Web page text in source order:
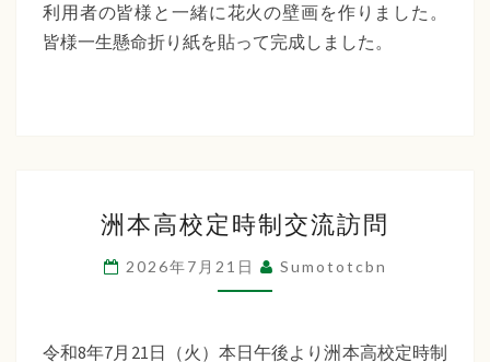
利用者の皆様と一緒に花火の壁画を作りました。
皆様一生懸命折り紙を貼って完成しました。
本
高
校
時
洲本高校定時制交流訪問
2026年7月21日 Sumototcbn
令和8年7月21日（火）本日午後より洲本高校定時制